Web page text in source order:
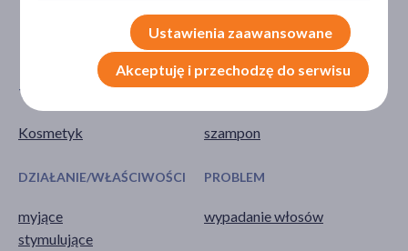
30+
pokaż więcej ...
TYP PRODUKTU
Kosmetyk szampon
DZIAŁANIE/WŁAŚCIWOŚCI
myjące
stymulujące
PROBLEM
wypadanie włosów
Ustawienia zaawansowane
Akceptuję i przechodzę do serwisu